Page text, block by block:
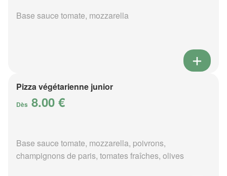
Base sauce tomate, mozzarella
Pizza végétarienne junior
Dès 8.00 €
Base sauce tomate, mozzarella, poivrons,
champignons de paris, tomates fraîches, olives